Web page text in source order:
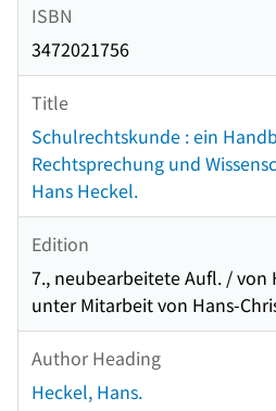
ISBN
3472021756
Title
Schulrechtskunde : ein
Rechtsprechung und
Hans Heckel.
Edition
7., neubearbeitete Aufl. / von
unter Mitarbeit von Hans-
Author Heading
Heckel, Hans.